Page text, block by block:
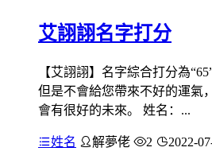
艾詡詡名字打分
【艾詡詡】名字綜合打分為
但是不會給您帶來不好的運氣
會有很好的未來。 姓名：...
姓名 解夢佬 2 2022-